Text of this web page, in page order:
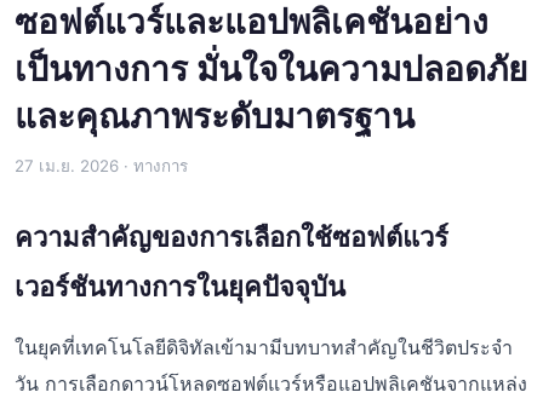
ซอฟต์แวร์และแอปพลิเคชันอย่าง
เป็นทางการ มั่นใจในความปลอดภัย
และคุณภาพระดับมาตรฐาน
27 เม.ย. 2026 · ทางการ
ความสำคัญของการเลือกใช้ซอฟต์แวร์
เวอร์ชันทางการในยุคปัจจุบัน
ในยุคที่เทคโนโลยีดิจิทัลเข้ามามีบทบาทสำคัญในชีวิตประจำ
วัน การเลือกดาวน์โหลดซอฟต์แวร์หรือแอปพลิเคชันจากแหล่ง